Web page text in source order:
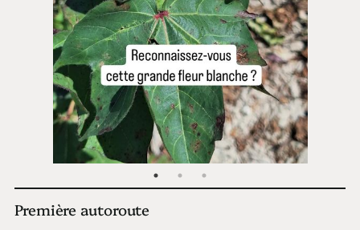
Première autoroute